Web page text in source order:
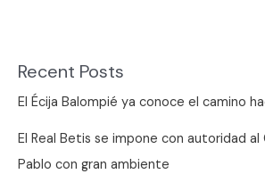
de
tabla
Recent Posts
El Écija Balompié ya conoce el camino
El Real Betis se impone con autoridad al
Pablo con gran ambiente